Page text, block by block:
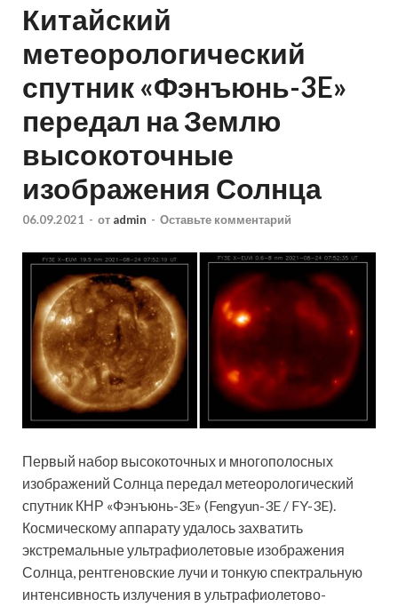
Китайский
метеорологический
спутник «Фэнъюнь-3E»
передал на Землю
высокоточные
изображения Солнца
06.09.2021 - от admin - Оставьте комментарий
Первый набор высокоточных и многополосных
изображений Солнца передал метеорологический
спутник КНР «Фэнъюнь-3E» (Fengyun-3E / FY-3E).
Космическому аппарату удалось захватить
экстремальные ультрафиолетовые изображения
Солнца, рентгеновские лучи и тонкую спектральную
интенсивность излучения в ультрафиолетово-